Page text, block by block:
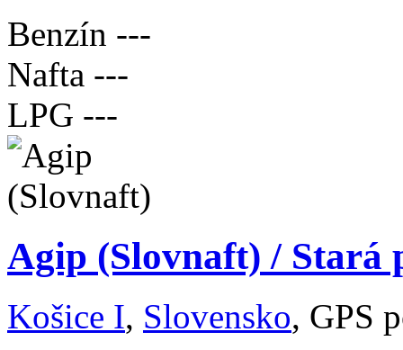
Benzín ---
Nafta ---
LPG ---
Agip (Slovnaft) / Stará
Košice I, Slovensko, GPS